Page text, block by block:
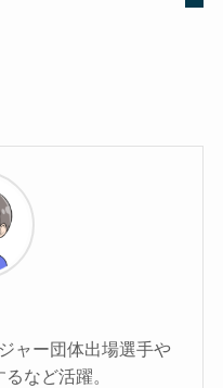
ャー団体出場選手や
など活躍。